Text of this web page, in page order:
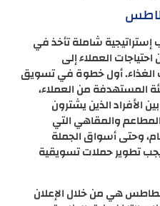
شاملة تأخذ في
العملاء إلى
الغذاء. أول خطوة في تسويق
المستهدفة من العملاء،
الأفراد الذين يشترون
والمقاهي التي
وحتى أسواق الجملة
يجب تطوير حملات تسويقية
هي من خلال الإعلان